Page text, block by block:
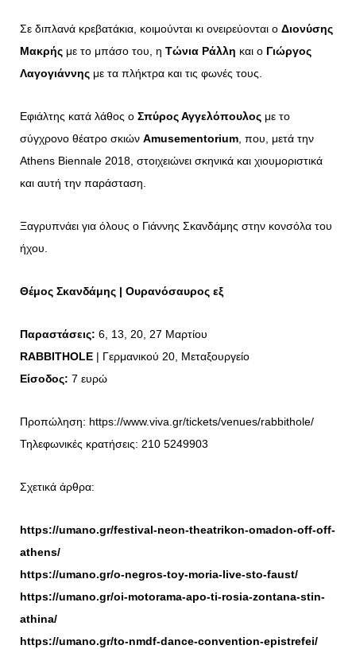
Σε διπλανά κρεβατάκια, κοιμούνται κι ονειρεύονται ο Διονύσης
Μακρής με το μπάσο του, η Τώνια Ράλλη και ο Γιώργος
Λαγογιάννης με τα πλήκτρα και τις φωνές τους.
Εφιάλτης κατά λάθος ο Σπύρος Αγγελόπουλος με το
σύγχρονο θέατρο σκιών Amusementorium , που, μετά την
Athens Biennale 2018, στοιχειώνει σκηνικά και χιουμοριστικά
και αυτή την παράσταση.
Ξαγρυπνάει για όλους ο Γιάννης Σκανδάμης στην κονσόλα του
ήχου.
Θέμος Σκανδάμης | Ουρανόσαυρος εξ
Παραστάσεις: 6, 13, 20, 27 Μαρτίου
RABBITHOLE | Γερμανικού 20, Μεταξουργείο
Είσοδος: 7 ευρώ
Προπώληση: https://www.viva.gr/tickets/venues/rabbithole/
Τηλεφωνικές κρατήσεις: 210 5249903
Σχετικά άρθρα:
https://umano.gr/festival-neon-theatrikon-omadon-off-off-
athens/
https://umano.gr/o-negros-toy-moria-live-sto-faust/
https://umano.gr/oi-motorama-apo-ti-rosia-zontana-stin-
athina/
https://umano.gr/to-nmdf-dance-convention-epistrefei/